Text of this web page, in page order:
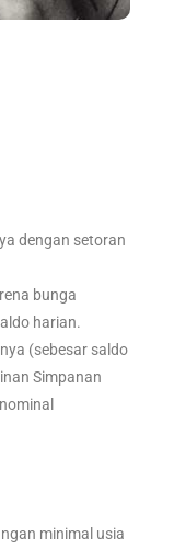
dengan setoran
bunga
harian.
(sebesar saldo
Simpanan
minimal usia